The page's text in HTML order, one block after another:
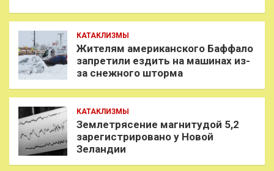
КАТАКЛИЗМЫ
Жителям американского Баффало
запретили ездить на машинах из-
за снежного шторма
КАТАКЛИЗМЫ
Землетрясение магнитудой 5,2
зарегистрировано у Новой
Зеландии